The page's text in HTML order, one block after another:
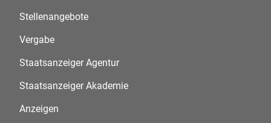
Stellenangebote
Vergabe
Staatsanzeiger Agentur
Staatsanzeiger Akademie
Anzeigen